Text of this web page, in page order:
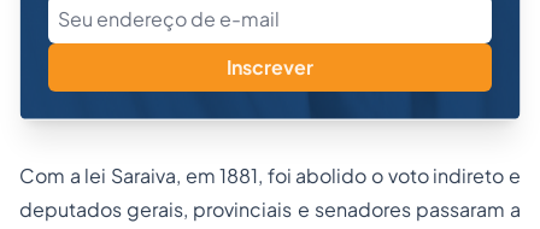
Inscrever
Com a lei Saraiva, em 1881, foi abolido o voto indireto e
deputados gerais, provinciais e senadores passaram a